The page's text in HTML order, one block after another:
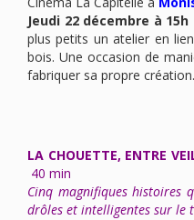
Jeudi 22 décembre à 15h
plus petits un atelier en
bois. Une occasion de
fabriquer sa propre création.
LA CHOUETTE, ENTRE
40 min
Cinq magnifiques histoires
drôles et intelligentes sur le